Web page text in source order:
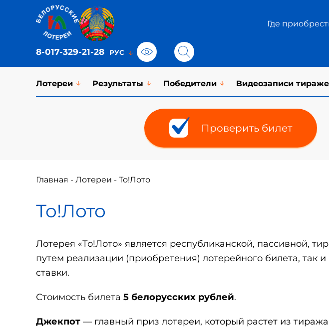
Где
8-017-329-21-28
Лотереи Результаты Победители Видеозаписи
Проверить билет
Главная - Лотереи - То!Лото
То!Лото
Лотерея «То!Лото» является республиканской, пассивной,
путем реализации (приобретения) лотерейного билета, так
ставки.
Стоимость билета 5 белорусских рублей.
Джекпот — главный приз лотереи, который растет из